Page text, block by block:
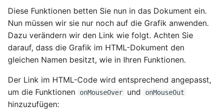
4.3.6 Auswahllisten select
4.3.7 Buttons und
Absenden von Formularen
4.3.8 Selbsttest zu HTML-
Formulare
6.4.4 Rahmengestaltung
6.4.5 Außenabstand
(`margin`)
(`padding`)
6.4.7 Formulare formatieren
Diese Funktionen betten Sie nun in das Dokument ein.
Nun müssen wir sie nur noch auf die Grafik anwenden.
Dazu verändern wir den Link wie folgt. Achten Sie
darauf, dass die Grafik im HTML-Dokument den
gleichen Namen besitzt, wie in Ihren Funktionen.
Der Link im HTML-Code wird entsprechend angepasst,
um die Funktionen
onMouseOver und onMouseOut
hinzuzufügen: